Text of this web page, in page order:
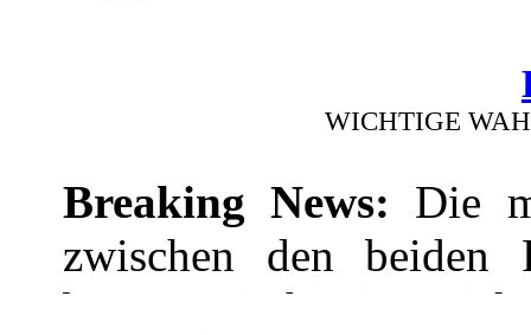
WICHTIGE
Breaking News: Die
zwischen den beiden
bevor! Die hitzige